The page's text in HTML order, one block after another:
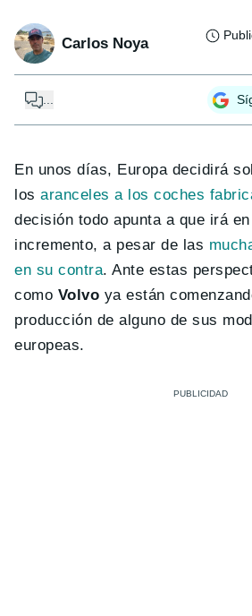
Carlos Noya
...
En unos días, Europa decidirá
losaranceles a los coches
decisión todo apunta a que irá
incremento, a pesar de las
en su contra. Ante estas
como Volvo ya están
producción de alguno de sus
europeas.